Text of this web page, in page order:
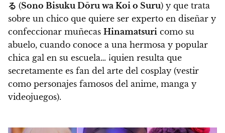
る (Sono Bisuku Dōru wa Koi o Suru) y que trata
sobre un chico que quiere ser experto en diseñar y
confeccionar muñecas Hinamatsuri como su
abuelo, cuando conoce a una hermosa y popular
chica gal en su escuela… ¡quien resulta que
secretamente es fan del arte del cosplay (vestir
como personajes famosos del anime, manga y
videojuegos).